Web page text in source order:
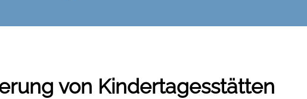
von Kindertagesstätten